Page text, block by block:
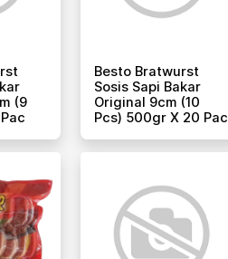
(9
Besto Bratwurst
Sosis Sapi Bakar
Original 9cm (10
Pcs) 500gr X 20 Pac